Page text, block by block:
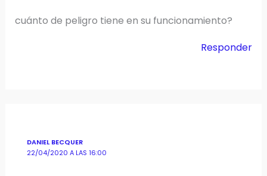
cuánto de peligro tiene en su funcionamiento?
Responder
DANIEL BECQUER
22/04/2020 A LAS 16:00